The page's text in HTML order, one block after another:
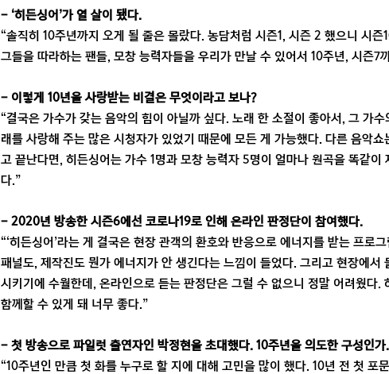
- ‘히든싱어’가 열 살이 됐다.
“솔직히 10주년까지 오게 될 줄은 몰랐다. 농담처럼 시즌1, 시즌 2 했으니 시
그들을 따라하는 팬들, 모창 능력자들을 우리가 만날 수 있어서 10주년, 시즌7
- 이렇게 10년을 사랑받는 비결은 무엇이라고 보나?
“결국은 가수가 갖는 음악의 힘이 아닐까 싶다. 노래 한 소절이 좋아서, 그 가
래를 사랑해 주는 많은 시청자가 있었기 때문에 모든 게 가능했다. 다른 음악
고 끝난다면, 히든싱어는 가수 1명과 모창 능력자 5명이 얼마나 원곡을 똑같
다.”
- 2020년 방송한 시즌6에선 코로나19로 인해 온라인 판정단이 참여했다.
“‘히든싱어’라는 게 결국은 현장 관객의 환호와 반응으로 에너지를 받는 프로
패널도, 제작진도 뭔가 에너지가 안 생긴다는 느낌이 들었다. 그리고 현장에
시키기에 수월한데, 온라인으로 듣는 판정단은 그럴 수 없으니 정말 어려웠다
함께할 수 있게 돼 너무 좋다.”
- 첫 방송으로 파일럿 출연자인 박정현을 초대했다. 10주년을 의도한 구성인가.
“10주년인 만큼 첫 화를 누구로 할 지에 대해 고민을 많이 했다. 10년 전 첫 포